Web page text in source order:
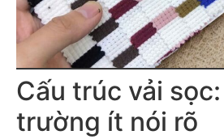
Cấu trúc vải
trường ít nói rõ